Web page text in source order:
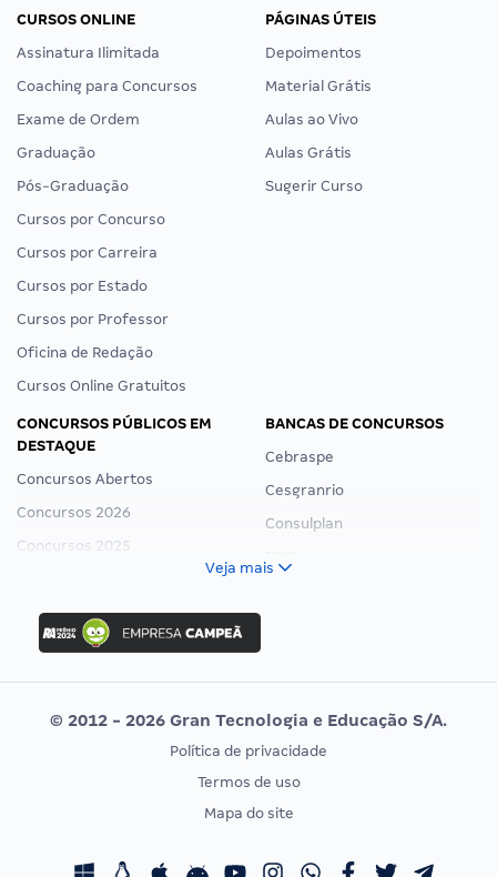
CURSOS ONLINE
Assinatura Ilimitada
Coaching para Concursos
Exame de Ordem
Graduação
Pós-Graduação
Cursos por Concurso
Cursos por Carreira
Cursos por Estado
Cursos por Professor
Oficina de Redação
Cursos Online Gratuitos
PÁGINAS ÚTEIS
Depoimentos
Material Grátis
Aulas ao Vivo
Aulas Grátis
Sugerir Curso
CONCURSOS PÚBLICOS EM
DESTAQUE
Concursos Abertos
Concursos 2026
Concursos 2025
Concurso Ibama
Concurso MPU
Editais publicados
BANCAS DE CONCURSOS
Cebraspe
Cesgranrio
Consulplan
Vunesp
CONCURSOS POR PROFISSÃO
Concursos Fiscais
EXAME DE ORDEM
Calendário OAB
Veja mais
© 2012 - 2026 Gran Tecnologia e Educação S/A.
Política de privacidade
Termos de uso
Mapa do site